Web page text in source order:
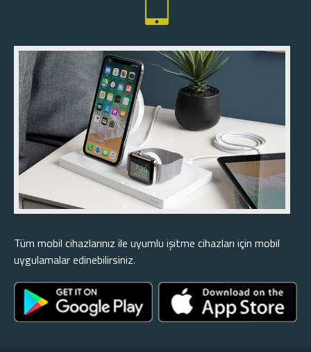
Tüm mobil cihazlarınız ile uyumlu işitme cihazları için mobil
uygulamalar edinebilirsiniz.